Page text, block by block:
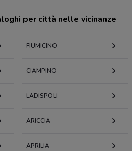
per città nelle vicinanze
FIUMICINO
CIAMPINO
LADISPOLI
ARICCIA
APRILIA